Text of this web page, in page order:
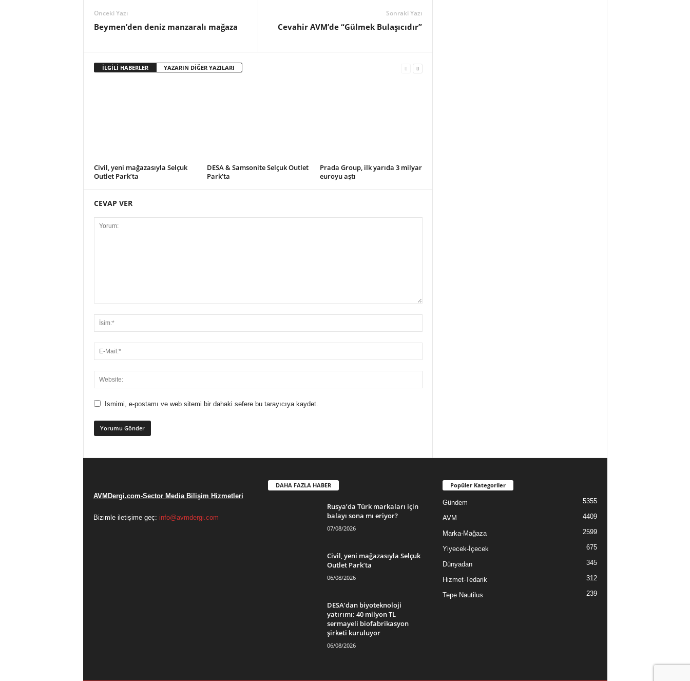
Önceki Yazı
Beymen’den deniz manzaralı mağaza
Sonraki Yazı
Cevahir AVM’de “Gülmek Bulaşıcıdır”
İLGİLİ HABERLER YAZARIN DİĞER YAZILARI
Civil, yeni mağazasıyla Selçuk
Outlet Park’ta
DESA & Samsonite Selçuk Outlet
Park’ta
Prada Group, ilk yarıda 3 milyar
euroyu aştı
CEVAP VER
Ismimi, e-postamı ve web sitemi bir dahaki sefere bu tarayıcıya kaydet.
AVMDergi.com-Sector Media Bilişim Hizmetleri
Bizimle iletişime geç: info@avmdergi.com
DAHA FAZLA HABER
Rusya’da Türk markaları için
balayı sona mı eriyor?
07/08/2026
Civil, yeni mağazasıyla Selçuk
Outlet Park’ta
06/08/2026
DESA’dan biyoteknoloji
yatırımı: 40 milyon TL
sermayeli biofabrikasyon
şirketi kuruluyor
06/08/2026
Popüler Kategoriler
Gündem 5355
AVM 4409
Marka-Mağaza 2599
Yiyecek-İçecek 675
Dünyadan 345
Hizmet-Tedarik 312
Tepe Nautilus 239